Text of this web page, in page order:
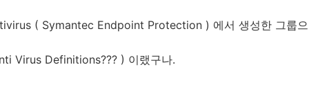
( Symantec Endpoint Protection ) 에서 생성한 그룹
Virus Definitions??? ) 이랬구나.